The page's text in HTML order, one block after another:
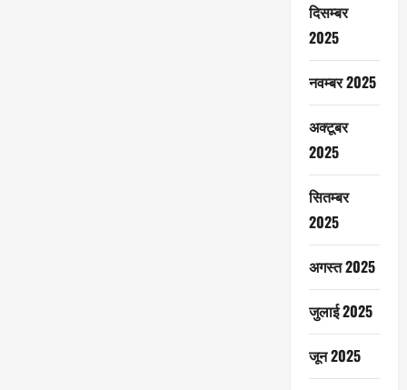
दिसम्बर
2025
नवम्बर 2025
अक्टूबर
2025
सितम्बर
2025
अगस्त 2025
जुलाई 2025
जून 2025